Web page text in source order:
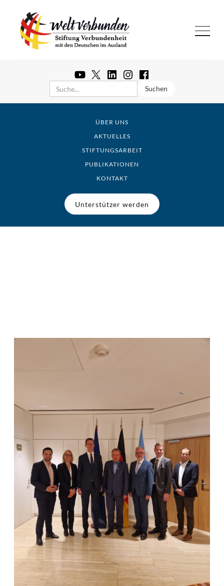
ÜBER UNS
AKTUELLES
STIFTUNGSARBEIT
PUBLIKATIONEN
KONTAKT
Unterstützer werden